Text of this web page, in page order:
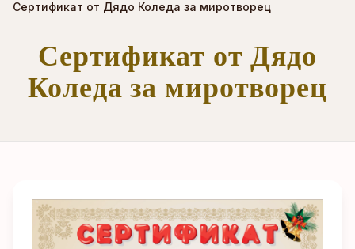
Сертификат от Дядо Коледа за миротворец
Сертификат от Дядо
Коледа за миротворец